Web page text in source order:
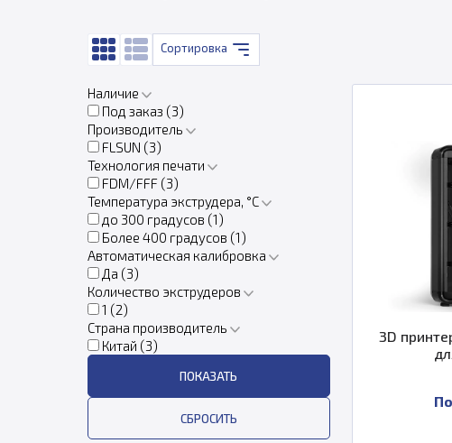
Сортировка
Наличие
Под заказ (3)
Производитель
FLSUN (3)
Технология печати
FDM/FFF (3)
Температура экструдера, °C
до 300 градусов (1)
Более 400 градусов (1)
Автоматическая калибровка
Да (3)
Количество экструдеров
1 (2)
Страна производитель
Китай (3)
3D